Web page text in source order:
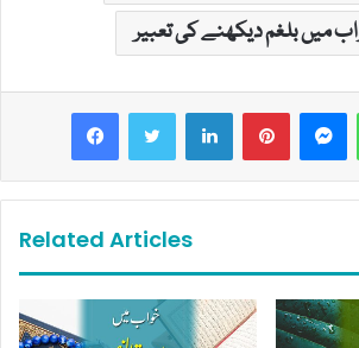
میں بلغم دیکھنے کی تعبیر
LinkedInPinterest
Related Articles